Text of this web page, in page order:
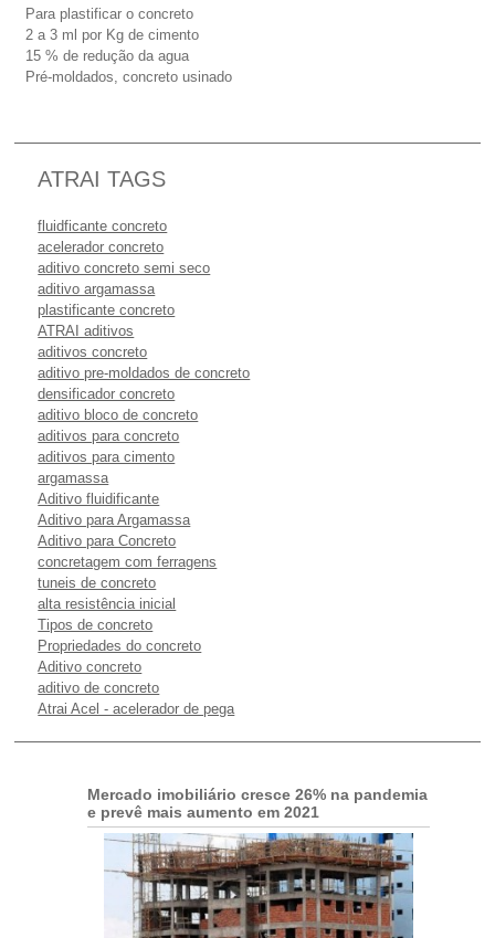
Para plastificar o concreto
2 a 3 ml por Kg de cimento
15 % de redução da agua
Pré-moldados, concreto usinado
ATRAI TAGS
fluidficante concreto
acelerador concreto
aditivo concreto semi seco
aditivo argamassa
plastificante concreto
ATRAI aditivos
aditivos concreto
aditivo pre-moldados de concreto
densificador concreto
aditivo bloco de concreto
aditivos para concreto
aditivos para cimento
argamassa
Aditivo fluidificante
Aditivo para Argamassa
Aditivo para Concreto
concretagem com ferragens
tuneis de concreto
alta resistência inicial
Tipos de concreto
Propriedades do concreto
Aditivo concreto
aditivo de concreto
Atrai Acel - acelerador de pega
Mercado imobiliário cresce 26% na pandemia
e prevê mais aumento em 2021